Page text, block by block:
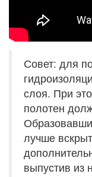
Совет: для
слоя. При
полотен
лучше
выпустив из